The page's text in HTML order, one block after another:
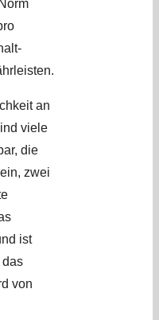
an
viele
die
zwei
ist
das
von